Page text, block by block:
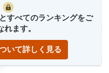
すべてのランキングをご
れます。
いて詳しく見る